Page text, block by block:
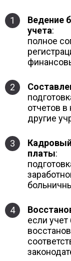
1
Ведение
учета:
полное
2
отчетов
другие
3
платы:
4
если